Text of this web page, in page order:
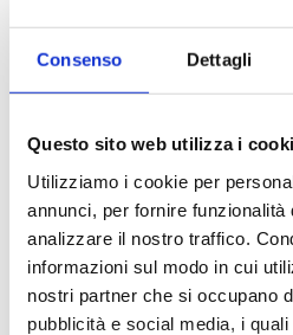
Consenso Dettagli
Questo sito web utilizza i
Utilizziamo i cookie per
annunci, per fornire
analizzare il nostro traffico.
informazioni sul modo in cui
nostri partner che si occupano
pubblicità e social media, i
Struttura: metallica con
Peso: 0.55 Kg;
Regolazione elettronica
fino a 1100 rpm;
Capacità di agitazione
max): fino a 5 litri;
Ottimo controllo della
numero di giri.